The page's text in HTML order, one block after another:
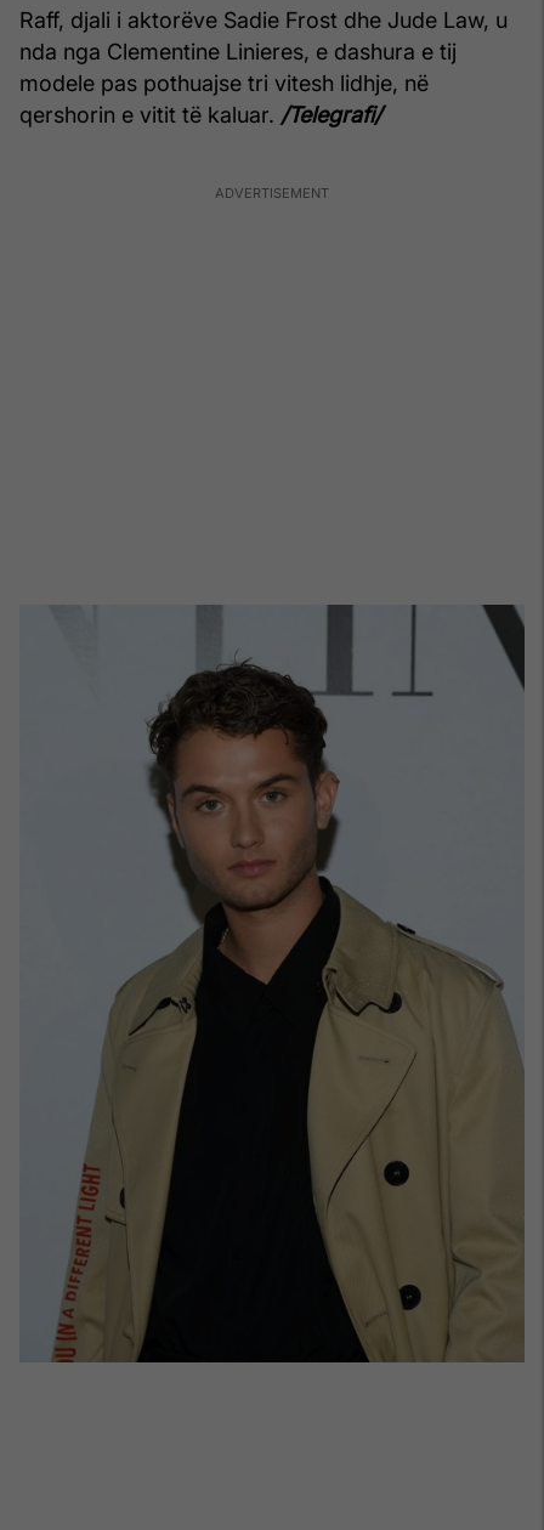
Raff, djali i aktorëve Sadie Frost dhe Jude Law, u
nda nga Clementine Linieres, e dashura e tij
modele pas pothuajse tri vitesh lidhje, në
qershorin e vitit të kaluar. /Telegrafi/